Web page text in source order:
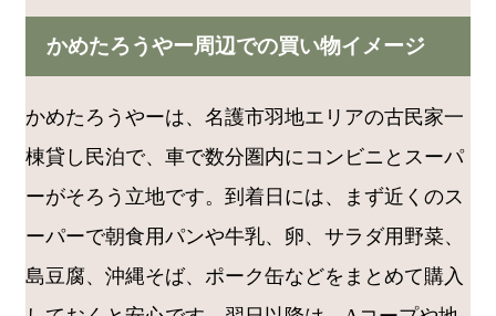
かめたろうやー周辺での買い物イメージ
かめたろうやーは、名護市羽地エリアの古民家一
棟貸し民泊で、車で数分圏内にコンビニとスーパ
ーがそろう立地です。到着日には、まず近くのス
ーパーで朝食用パンや牛乳、卵、サラダ用野菜、
島豆腐、沖縄そば、ポーク缶などをまとめて購入